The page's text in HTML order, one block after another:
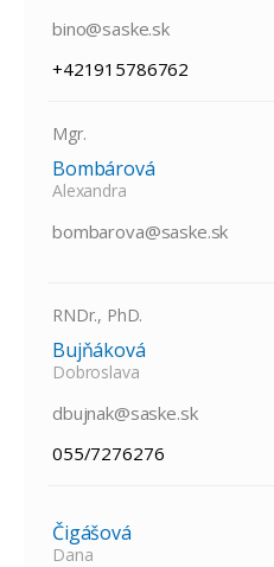
bino@saske.sk
+421915786762
Mgr.
Bombárová
Alexandra
bombarova@saske.sk
RNDr., PhD.
Bujňáková
Dobroslava
dbujnak@saske.sk
055/7276276
Čigášová
Dana